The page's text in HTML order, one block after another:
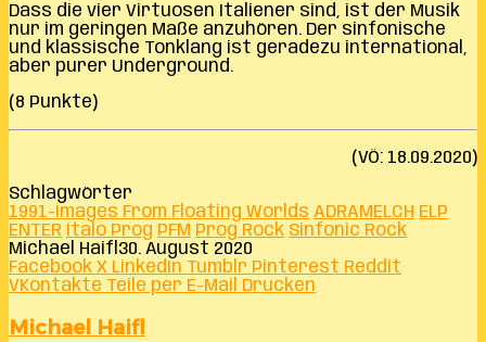
Dass die vier Virtuosen Italiener sind, ist der Musik
nur im geringen Maße anzuhören. Der sinfonische
und klassische Tonklang ist geradezu international,
aber purer Underground.
(8 Punkte)
(VÖ: 18.09.2020)
Schlagwörter
1991-Images From Floating Worlds ADRAMELCH ELP
ENTER Italo Prog PFM Prog Rock Sinfonic Rock
Michael Haifl 30. August 2020
Facebook X LinkedIn Tumblr Pinterest Reddit
VKontakte Teile per E-Mail Drucken
Michael Haifl